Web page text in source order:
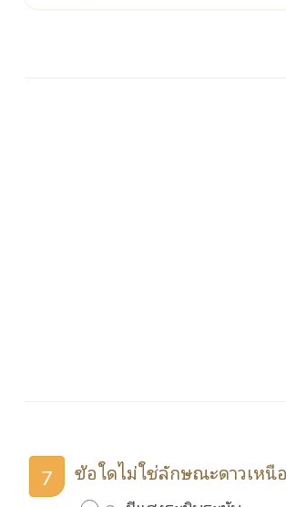
7
ข้อใดไม่ใช่ลักษณะดาวเหนือ